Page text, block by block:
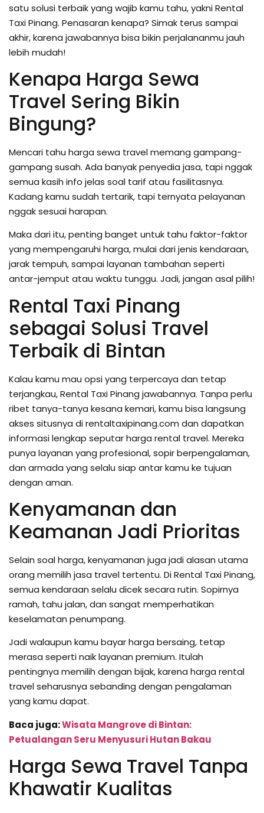
satu solusi terbaik yang wajib kamu tahu, yakni Rental
Taxi Pinang. Penasaran kenapa? Simak terus sampai
akhir, karena jawabannya bisa bikin perjalananmu jauh
lebih mudah!
Kenapa Harga Sewa
Travel Sering Bikin
Bingung?
Mencari tahu harga sewa travel memang gampang-
gampang susah. Ada banyak penyedia jasa, tapi nggak
semua kasih info jelas soal tarif atau fasilitasnya.
Kadang kamu sudah tertarik, tapi ternyata pelayanan
nggak sesuai harapan.
Maka dari itu, penting banget untuk tahu faktor-faktor
yang mempengaruhi harga, mulai dari jenis kendaraan,
jarak tempuh, sampai layanan tambahan seperti
antar-jemput atau waktu tunggu. Jadi, jangan asal pilih!
Rental Taxi Pinang
sebagai Solusi Travel
Terbaik di Bintan
Kalau kamu mau opsi yang terpercaya dan tetap
terjangkau, Rental Taxi Pinang jawabannya. Tanpa perlu
ribet tanya-tanya kesana kemari, kamu bisa langsung
akses situsnya di rentaltaxipinang.com dan dapatkan
informasi lengkap seputar harga rental travel. Mereka
punya layanan yang profesional, sopir berpengalaman,
dan armada yang selalu siap antar kamu ke tujuan
dengan aman.
Kenyamanan dan
Keamanan Jadi Prioritas
Selain soal harga, kenyamanan juga jadi alasan utama
orang memilih jasa travel tertentu. Di Rental Taxi Pinang,
semua kendaraan selalu dicek secara rutin. Sopirnya
ramah, tahu jalan, dan sangat memperhatikan
keselamatan penumpang.
Jadi walaupun kamu bayar harga bersaing, tetap
merasa seperti naik layanan premium. Itulah
pentingnya memilih dengan bijak, karena harga rental
travel seharusnya sebanding dengan pengalaman
yang kamu dapat.
Baca juga:Wisata Mangrove di Bintan:
Petualangan Seru Menyusuri Hutan Bakau
Harga Sewa Travel Tanpa
Khawatir Kualitas